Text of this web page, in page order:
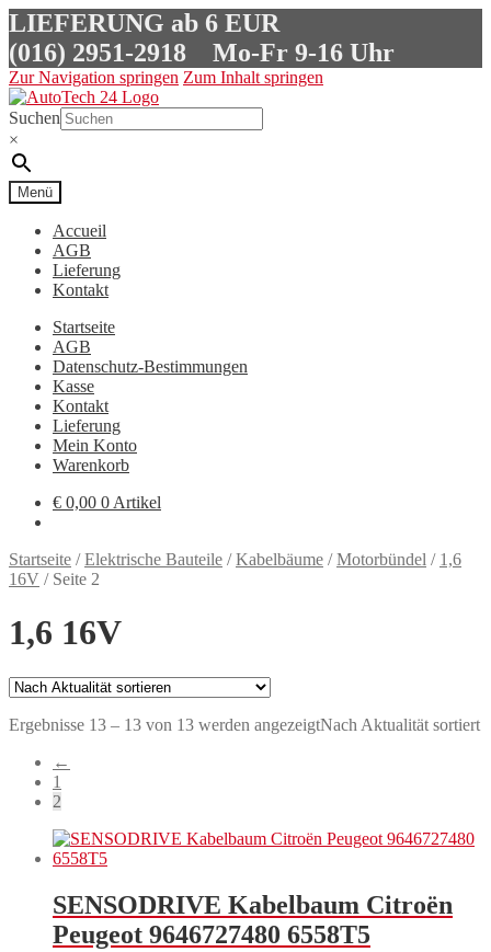
LIEFERUNG ab 6 EUR
(016) 2951-2918 Mo-Fr 9-16 Uhr
Zur Navigation springen Zum Inhalt springen
Suchen
×
Menü
Accueil
AGB
Lieferung
Kontakt
Startseite
AGB
Datenschutz-Bestimmungen
Kasse
Kontakt
Lieferung
Mein Konto
Warenkorb
€ 0,00 0 Artikel
Startseite /Elektrische Bauteile /Kabelbäume /Motorbündel / 1,6
16V / Seite 2
1,6 16V
Ergebnisse 13 – 13 von 13 werden angezeigtNach Aktualität sortiert
←
1
2
SENSODRIVE Kabelbaum Citroën
Peugeot 9646727480 6558T5